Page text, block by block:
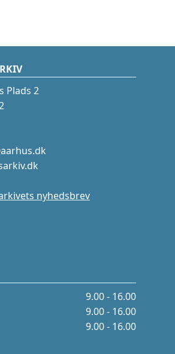
Plads 2
nyhedsbrev
9.00 - 16.00
9.00 - 16.00
9.00 - 16.00